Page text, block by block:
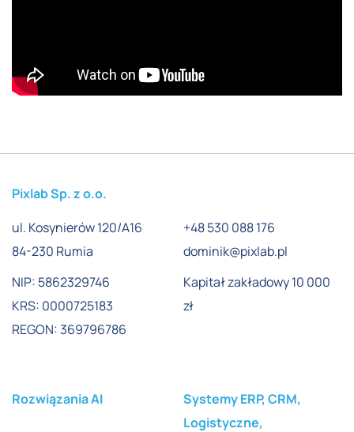
Pixlab Sp. z o.o.
ul. Kosynierów 120/A16
84-230 Rumia
+48 530 088 176
dominik@pixlab.pl
NIP: 5862329746
KRS: 0000725183
REGON: 369796786
Kapitał zakładowy 10 000
zł
Rozwiązania AI
Systemy ERP, CRM,
Logistyczne,